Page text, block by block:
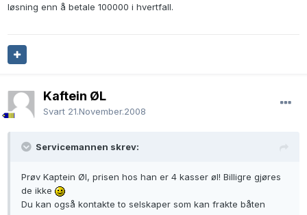
løsning enn å betale 100000 i hvertfall.
Kaftein ØL
Svart 21.November.2008
Servicemannen skrev:
Prøv Kaptein Øl, prisen hos han er 4 kasser øl! Billigre gjøres
de ikke
Du kan også kontakte to selskaper som kan frakte båten